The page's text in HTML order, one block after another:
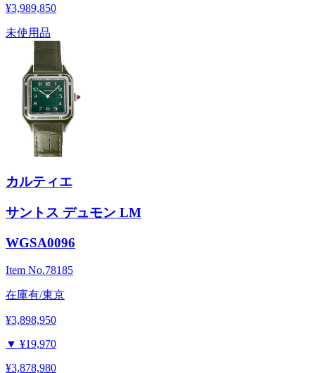
¥3,989,850
未使用品
カルティエ
サントス デュモン LM
WGSA0096
Item No.78185
在庫有/東京
¥3,898,950
▼ ¥19,970
¥3,878,980